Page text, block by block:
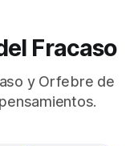
Fracaso
y Orfebre de